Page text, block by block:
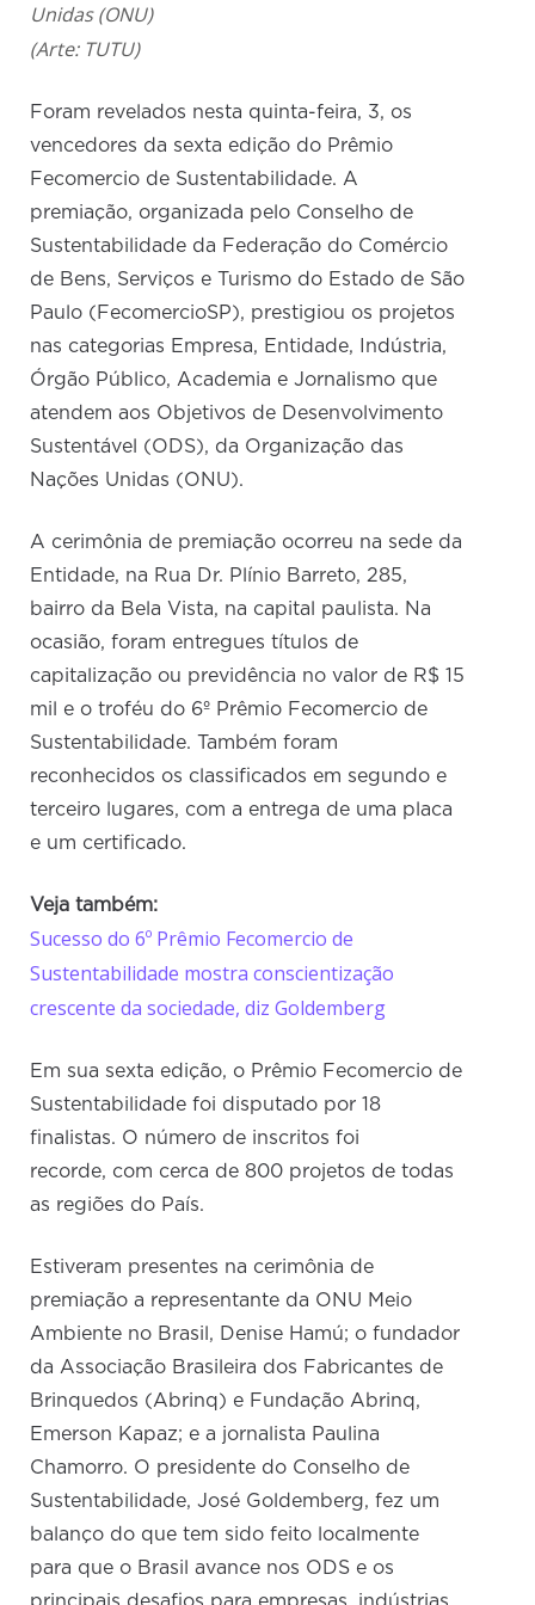
Unidas (ONU)
(Arte: TUTU)
Foram revelados nesta quinta-feira, 3, os
vencedores da sexta edição do Prêmio
Fecomercio de Sustentabilidade. A
premiação, organizada pelo Conselho de
Sustentabilidade da Federação do Comércio
de Bens, Serviços e Turismo do Estado de São
Paulo (FecomercioSP), prestigiou os projetos
nas categorias Empresa, Entidade, Indústria,
Órgão Público, Academia e Jornalismo que
atendem aos Objetivos de Desenvolvimento
Sustentável (ODS), da Organização das
Nações Unidas (ONU).
A cerimônia de premiação ocorreu na sede da
Entidade, na Rua Dr. Plínio Barreto, 285,
bairro da Bela Vista, na capital paulista. Na
ocasião, foram entregues títulos de
capitalização ou previdência no valor de R$ 15
mil e o troféu do 6º Prêmio Fecomercio de
Sustentabilidade. Também foram
reconhecidos os classificados em segundo e
terceiro lugares, com a entrega de uma placa
e um certificado.
Veja também:
Sucesso do 6º Prêmio Fecomercio de
Sustentabilidade mostra conscientização
crescente da sociedade, diz Goldemberg
Em sua sexta edição, o Prêmio Fecomercio de
Sustentabilidade foi disputado por 18
finalistas. O número de inscritos foi
recorde, com cerca de 800 projetos de todas
as regiões do País.
Estiveram presentes na cerimônia de
premiação a representante da ONU Meio
Ambiente no Brasil, Denise Hamú; o fundador
da Associação Brasileira dos Fabricantes de
Brinquedos (Abrinq) e Fundação Abrinq,
Emerson Kapaz; e a jornalista Paulina
Chamorro. O presidente do Conselho de
Sustentabilidade, José Goldemberg, fez um
balanço do que tem sido feito localmente
para que o Brasil avance nos ODS e os